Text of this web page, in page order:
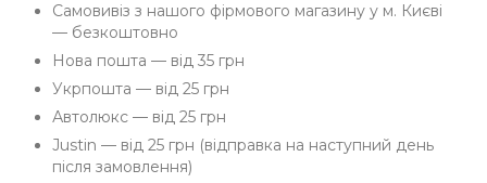
Самовивіз з нашого фірмового магазину у м. Києві
— безкоштовно
Нова пошта — від 35 грн
Укрпошта — від 25 грн
Автолюкс — від 25 грн
Justin — від 25 грн (відправка на наступний день
після замовлення)